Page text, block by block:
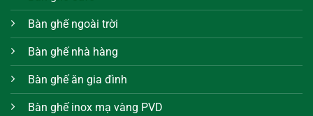
Bàn ghế ngoài trời
Bàn ghế nhà hàng
Bàn ghế ăn gia đình
Bàn ghế inox mạ vàng PVD